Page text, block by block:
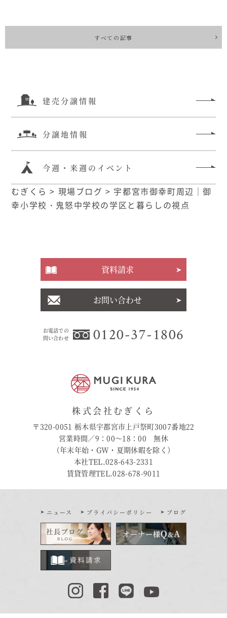
すべての記事
建売分譲情報
分譲地情報
今週・来週のイベント
むぎくら > 現場ブログ > 宇都宮市御幸町周辺｜御
幸小学校・鬼怒中学校の学区と暮らしの視点
お電話での
問い合わせ
0120-37-1806
資料請求
お問い合わせ
株式会社むぎくら
〒320-0051 栃木県宇都宮市上戸祭町3007番地22
営業時間／9：00〜18：00 無休
（年末年始・GW・夏期休暇を除く）
本社TEL.028-643-2331
賃貸管理TEL.028-678-9011
ニュース プライバシーポリシー ブログ